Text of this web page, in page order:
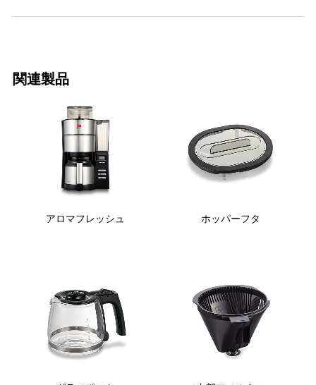
関連製品
アロマフレッシュ ホッパーフタ